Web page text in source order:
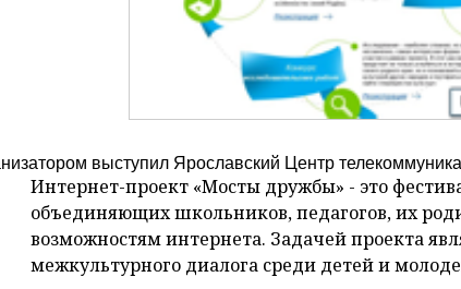
выступил Ярославский Центр
Интернет-проект «Мосты дружбы» - это
объединяющих школьников, педагогов, их
возможностям интернета. Задачей проекта
межкультурного диалога среди детей и